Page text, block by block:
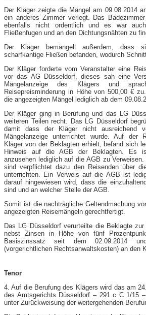
Der Kläger zeigte die Mängel am 09.08.2014
ein anderes Zimmer verlegt. Das
ebenfalls nicht ordentlich und es war
Fließenfugen und an den Dichtungsnähten zu
Der Kläger bemängelt außerdem, dass
scharfkantige Fließen befanden, wodurch
Der Kläger forderte vom Veranstalter eine
vor das AG Düsseldorf, dieses sah eine
Mängelanzeige des Klägers und
Reisepreisminderung in Höhe von 500,00 €
die angezeigten Mängel lediglich ab dem
Der Kläger ging in Berufung und das LG
weiteren Teilen recht. Das LG Düsseldorf
damit dass der Kläger nicht ausreichend
Mängelanzeige unterrichtet wurde. Auf der
Kläger von der Beklagten erhielt, befand sich
Hinweis auf die AGB der Beklagten. Es
anzusehen lediglich auf die AGB zu
sind verpflichtet dazu den Reisenden über
unterrichten. Ein Verweis auf die AGB ist
darauf hingewiesen wird, dass die
sind und an welcher Stelle der AGB.
Somit ist die nachträgliche Geltendmachung
angezeigten Reisemängeln gerechtfertigt.
Das LG Düsseldorf verurteilte die Beklagte
nebst Zinsen in Höhe von fünf
Basiszinssatz seit dem 02.09.2014
(vorgerichtlichen Rechtsanwaltskosten) an den
Tenor
4. Auf die Berufung des Klägers wird das am
des Amtsgerichts Düsseldorf – 291 c C 1/15
unter Zurückweisung der weitergehenden